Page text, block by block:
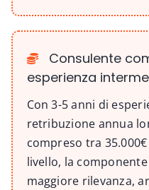
Consulente
esperienza
Con 3-5 anni di
retribuzione annua
compreso tra
livello, la
maggiore rilevanza,